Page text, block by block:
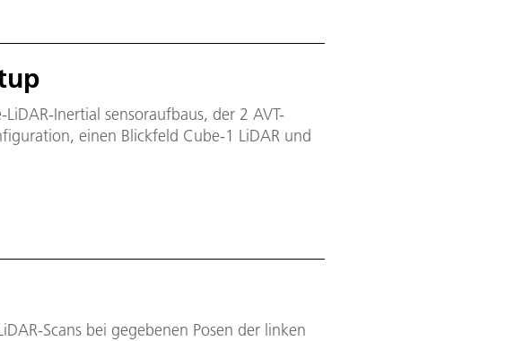
Inertial sensoraufbaus, der 2 AVT-
einen Blickfeld Cube-1 LiDAR und
Scans bei gegebenen Posen der linken